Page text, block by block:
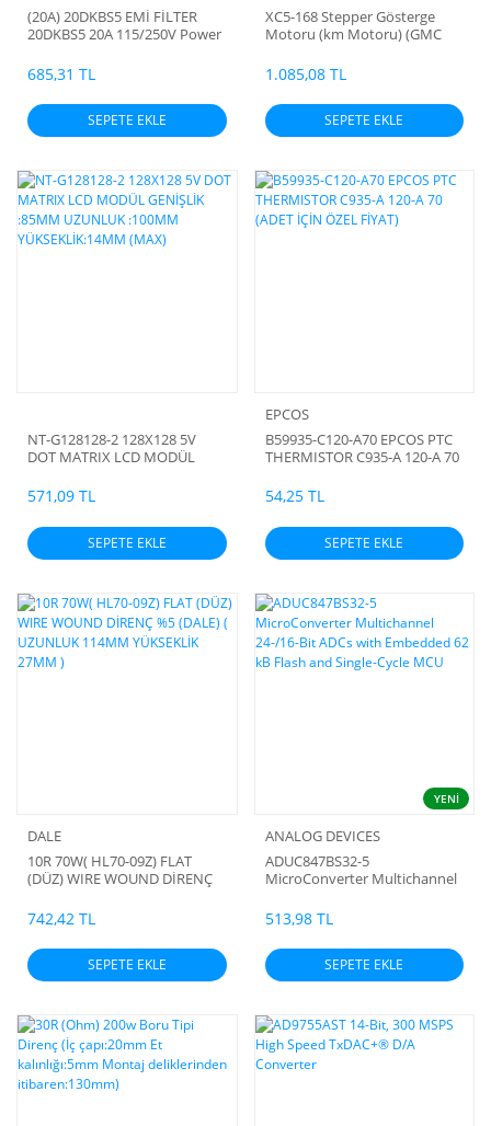
(20A) 20DKBS5 EMİ FİLTER
20DKBS5 20A 115/250V Power
Genişlik 5mm , Yükseklik
28mm) (Made in Thailand)
(ADET İÇİN ÖZEL FİYAT
VERİLİR) 50X60X39
685,31 TL
SEPETE EKLE
XC5-168 Stepper Gösterge
Motoru (km Motoru) (GMC
1.085,08 TL
SEPETE EKLE
NT-G128128-2 128X128 5V
DOT MATRIX LCD MODÜL
:100MM YÜKSEKLİK:14MM
(MAX)
571,09 TL
SEPETE EKLE
EPCOS
B59935-C120-A70 EPCOS PTC
THERMISTOR C935-A 120-A 70
54,25 TL
SEPETE EKLE
DALE
10R 70W( HL70-09Z) FLAT
(DÜZ) WIRE WOUND DİRENÇ
YÜKSEKLİK 27MM )
742,42 TL
SEPETE EKLE
YENİ
ANALOG DEVICES
ADUC847BS32-5
MicroConverter Multichannel
Embedded 62 kB Flash and
Single-Cycle MCU
513,98 TL
SEPETE EKLE